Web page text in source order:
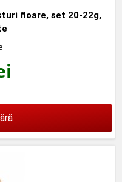
floare, set 20-22g,